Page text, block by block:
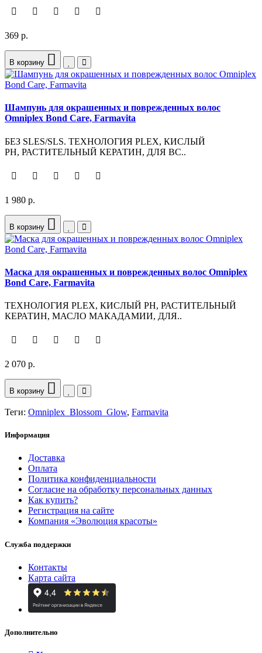
369 р.
В корзину
Шампунь для окрашенных и поврежденных волос
Omniplex Bond Care, Farmavita
БЕЗ SLES/SLS. ТЕХНОЛОГИЯ PLEX, КИСЛЫЙ
PH, РАСТИТЕЛЬНЫЙ КЕРАТИН, ДЛЯ ВС..
1 980 р.
В корзину
Маска для окрашенных и поврежденных волос Omniplex
Bond Care, Farmavita
ТЕХНОЛОГИЯ PLEX, КИСЛЫЙ PH, РАСТИТЕЛЬНЫЙ
КЕРАТИН, МАСЛО МАКАДАМИИ, ДЛЯ..
2 070 р.
В корзину
Теги: Omniplex_Blossom_Glow, Farmavita
Информация
Доставка
Оплата
Политика конфиденциальности
Согласие на обработку персональных данных
Как купить?
Регистрация на сайте
Компания «Эволюция красоты»
Служба поддержки
Контакты
Карта сайта
Дополнительно